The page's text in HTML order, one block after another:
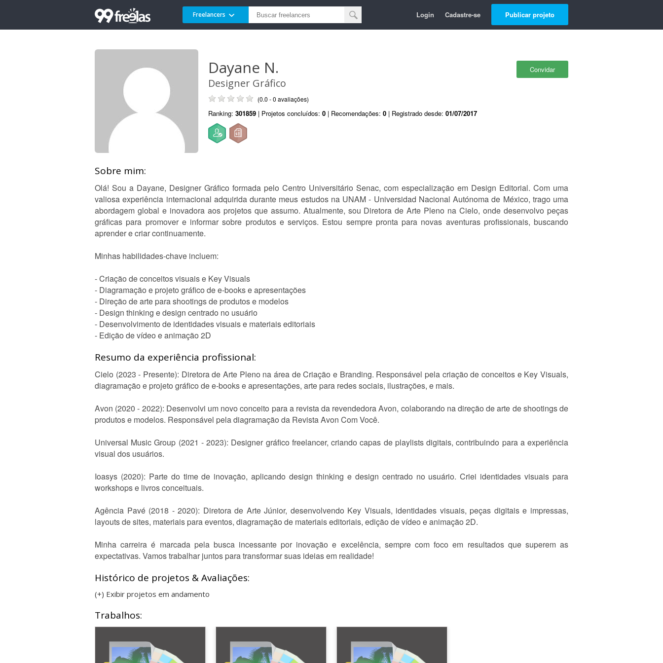
Freelancers Login Cadastre-se Publicar projeto
Convidar
Dayane N.
Designer Gráfico
(0.0 - 0 avaliações)
Ranking: 301859 | Projetos concluídos: 0 | Recomendações: 0 | Registrado desde: 01/07/2017
Sobre mim:
Olá! Sou a Dayane, Designer Gráfico formada pelo Centro Universitário Senac, com especialização em Design Editorial. Com uma
valiosa experiência internacional adquirida durante meus estudos na UNAM - Universidad Nacional Autónoma de México, trago uma
abordagem global e inovadora aos projetos que assumo. Atualmente, sou Diretora de Arte Pleno na Cielo, onde desenvolvo peças
gráficas para promover e informar sobre produtos e serviços. Estou sempre pronta para novas aventuras profissionais, buscando
aprender e criar continuamente.
Minhas habilidades-chave incluem:
- Criação de conceitos visuais e Key Visuals
- Diagramação e projeto gráfico de e-books e apresentações
- Direção de arte para shootings de produtos e modelos
- Design thinking e design centrado no usuário
- Desenvolvimento de identidades visuais e materiais editoriais
- Edição de vídeo e animação 2D
Resumo da experiência profissional:
Cielo (2023 - Presente): Diretora de Arte Pleno na área de Criação e Branding. Responsável pela criação de conceitos e Key Visuals,
diagramação e projeto gráfico de e-books e apresentações, arte para redes sociais, ilustrações, e mais.
Avon (2020 - 2022): Desenvolvi um novo conceito para a revista da revendedora Avon, colaborando na direção de arte de shootings de
produtos e modelos. Responsável pela diagramação da Revista Avon Com Você.
Universal Music Group (2021 - 2023): Designer gráfico freelancer, criando capas de playlists digitais, contribuindo para a experiência
visual dos usuários.
Ioasys (2020): Parte do time de inovação, aplicando design thinking e design centrado no usuário. Criei identidades visuais para
workshops e livros conceituais.
Agência Pavé (2018 - 2020): Diretora de Arte Júnior, desenvolvendo Key Visuals, identidades visuais, peças digitais e impressas,
layouts de sites, materiais para eventos, diagramação de materiais editoriais, edição de vídeo e animação 2D.
Minha carreira é marcada pela busca incessante por inovação e excelência, sempre com foco em resultados que superem as
expectativas. Vamos trabalhar juntos para transformar suas ideias em realidade!
Histórico de projetos & Avaliações:
(+) Exibir projetos em andamento
Trabalhos: